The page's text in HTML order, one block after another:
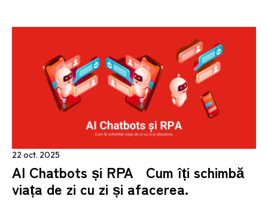
22 oct. 2025
AI Chatbots și RPA Cum îți schimbă
viața de zi cu zi și afacerea.